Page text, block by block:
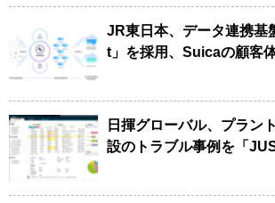
JR東日本、データ連携基
t」を採用、Suicaの顧客
日揮グローバル、プラン
設のトラブル事例を「